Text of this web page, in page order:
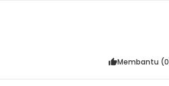
Membantu (0